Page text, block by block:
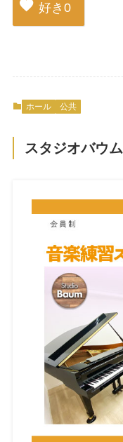
好き 0
ホール 公共
スタジオバウム